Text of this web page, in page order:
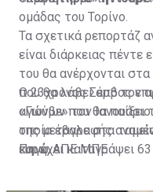
ομάδας του Τορίνο.
Τα σχετικά ρεπορτάζ
είναι διάρκειας πέντε
του θα ανέρχονται
που θα λάβει από τον
αγώνων που θα παίξει
της μεταγραφής
ευρώ.
Ο 23χρονος Σέρβος
«Γιούβε» τον
οποία έβαλε στα
και έχει καταγράψει
Πηγή: ΑΠΕ ΜΠΕ